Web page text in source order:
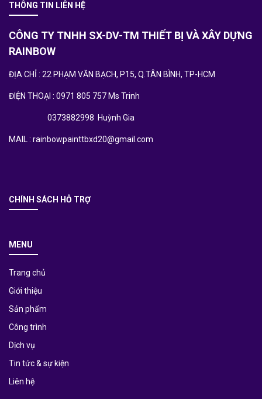
THÔNG TIN LIÊN HỆ
CÔNG TY TNHH SX-DV-TM THIẾT BỊ VÀ XÂY DỰNG
RAINBOW
ĐỊA CHỈ : 22 PHẠM VĂN BẠCH, P15, Q.TÂN BÌNH, TP-HCM
ĐIỆN THOẠI : 0971 805 757 Ms Trinh
0373882998 Huỳnh Gia
MAIL : rainbowpainttbxd20@gmail.com
CHÍNH SÁCH HỖ TRỢ
MENU
Trang chủ
Giới thiệu
Sản phẩm
Công trình
Dịch vụ
Tin tức & sự kiện
Liên hệ